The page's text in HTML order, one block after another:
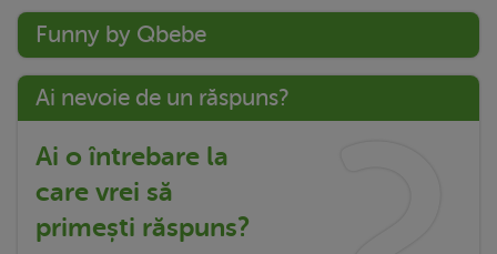
Funny by Qbebe
Ai nevoie de un răspuns?
Ai o întrebare la
care vrei să
primești răspuns?